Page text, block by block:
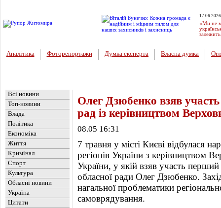
«Ми не
Аналітика Фоторепортажи Думка експерта Власна думка
Всі новини
Топ-новини
Влада
Політика
Економіка
Життя
Кримінал
Спорт
Культура
Обласні новини
Україна
Цитати
Олег Дзюбенко взяв участь
рад із керівництвом
08.05 16:31
7 травня у місті Києві відбулася
регіонів України з керівництвом
України, у якій взяв участь
обласної ради Олег Дзюбенко.
нагальної проблематики
самоврядування.